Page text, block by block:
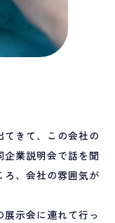
きて、この会社の
業説明会で話を聞
ろ、会社の雰囲気が
示会に連れて行っ